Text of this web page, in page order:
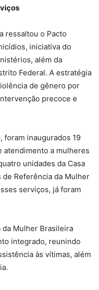
ressaltou o Pacto
iniciativa do
além da
Federal. A estratégia
de gênero por
precoce e
foram inaugurados 19
atendimento a mulheres
unidades da Casa
Referência da Mulher
serviços, já foram
da Mulher Brasileira
integrado, reunindo
às vítimas, além